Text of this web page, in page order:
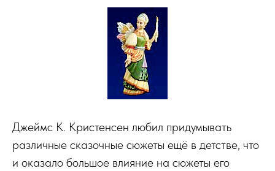
Джеймс К. Кристенсен любил придумывать
различные сказочные сюжеты ещё в детстве, что
и оказало большое влияние на сюжеты его